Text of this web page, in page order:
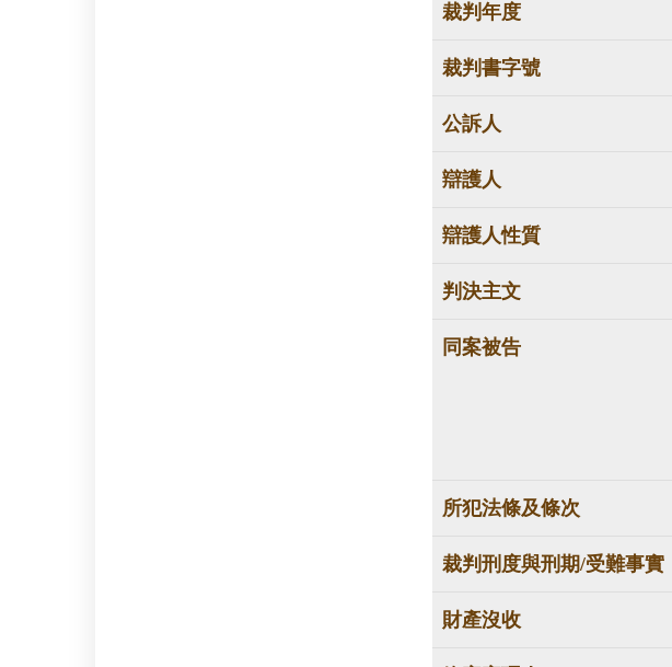
裁判年度
裁判書字號
公訴人
辯護人
辯護人性質
判決主文
同案被告
所犯法條及條次
裁判刑度與刑期/受難事實
財產沒收